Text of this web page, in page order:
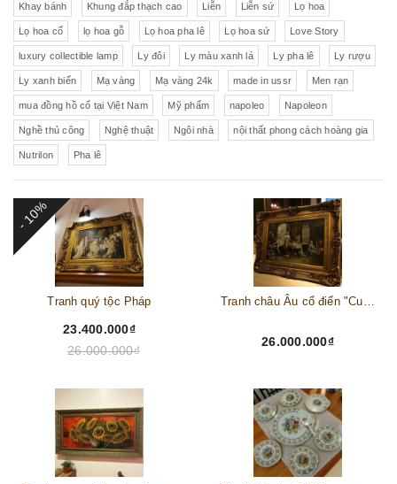
Khay bánh Khung đắp thạch cao Liễn Liễn sứ Lọ hoa
Lọ hoa cổ lọ hoa gỗ Lọ hoa pha lê Lọ hoa sứ Love Story
luxury collectible lamp Ly đôi Ly màu xanh lá Ly pha lê Ly rượu
Ly xanh biển Mạ vàng Mạ vàng 24k made in ussr Men rạn
mua đồng hồ cổ tại Việt Nam Mỹ phẩm napoleo Napoleon
Nghề thủ công Nghệ thuật Ngôi nhà nội thất phong cách hoàng gia
Nutrilon Pha lê
- 10%
Tranh quý tộc Pháp
23.400.000₫
26.000.000₫
Tranh châu Âu cổ điển "Cuộc sống lao động"
26.000.000₫